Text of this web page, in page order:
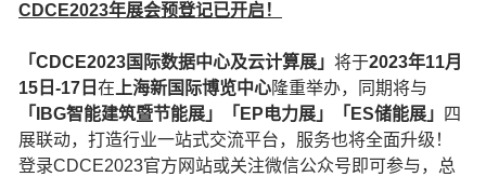
CDCE2023年展会预登记已开启！
「CDCE2023国际数据中心及云计算展」 将于2023年11月
15日-17日 在上海新国际博览中心隆重举办，同期将与
「IBG智能建筑暨节能展」「EP电力展」「ES储能展」
四
展联动，打造行业一站式交流平台，服务也将全面升级！
登录CDCE2023官方网站或关注微信公众号即可参与，总